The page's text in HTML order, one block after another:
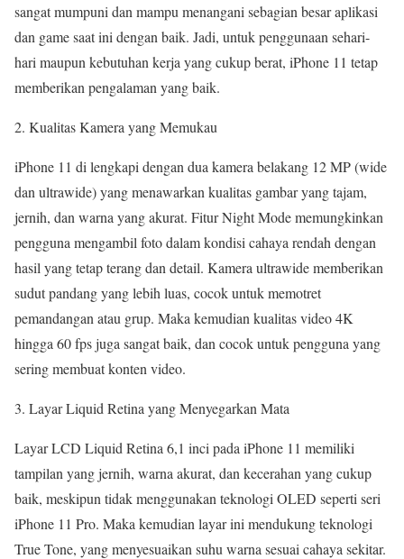
sangat mumpuni dan mampu menangani sebagian besar aplikasi
dan game saat ini dengan baik. Jadi, untuk penggunaan sehari-
hari maupun kebutuhan kerja yang cukup berat, iPhone 11 tetap
memberikan pengalaman yang baik.
Kualitas Kamera yang Memukau
iPhone 11 di lengkapi dengan dua kamera belakang 12 MP (wide
dan ultrawide) yang menawarkan kualitas gambar yang tajam,
jernih, dan warna yang akurat. Fitur Night Mode memungkinkan
pengguna mengambil foto dalam kondisi cahaya rendah dengan
hasil yang tetap terang dan detail. Kamera ultrawide memberikan
sudut pandang yang lebih luas, cocok untuk memotret
pemandangan atau grup. Maka kemudian kualitas video 4K
hingga 60 fps juga sangat baik, dan cocok untuk pengguna yang
sering membuat konten video.
Layar Liquid Retina yang Menyegarkan Mata
Layar LCD Liquid Retina 6,1 inci pada iPhone 11 memiliki
tampilan yang jernih, warna akurat, dan kecerahan yang cukup
baik, meskipun tidak menggunakan teknologi OLED seperti seri
iPhone 11 Pro. Maka kemudian layar ini mendukung teknologi
True Tone, yang menyesuaikan suhu warna sesuai cahaya sekitar.